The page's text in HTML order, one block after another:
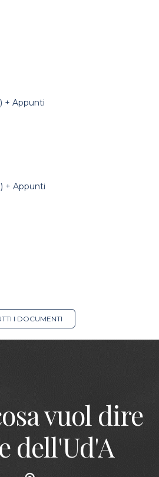
+ Appunti
+ Appunti
I DOCUMENTI
vuol dire
dell'Ud'A